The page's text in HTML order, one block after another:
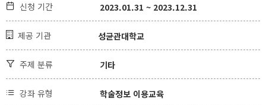
 신청 기간 2023.01.31 ~ 2023.12.31
 제공 기관 성균관대학교
 주제 분류 기타
 강좌 유형 학술정보 이용교육